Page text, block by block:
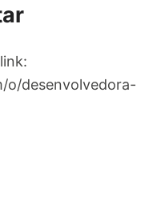
o/desenvolvedora-